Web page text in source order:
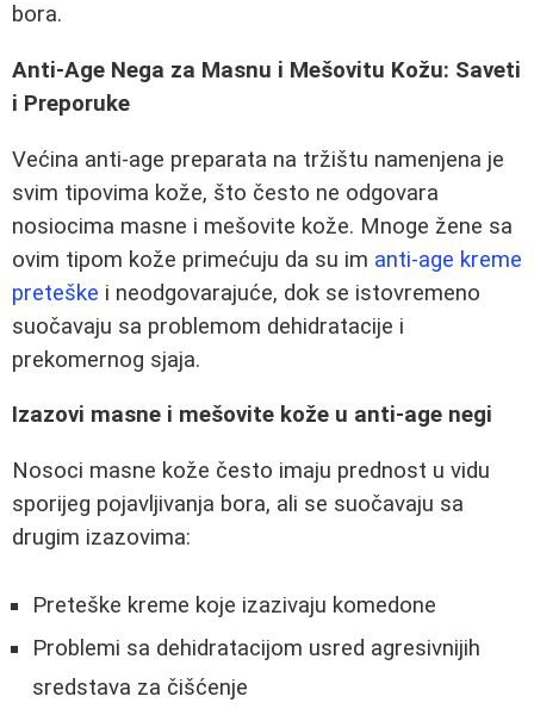
bora.
Anti-Age Nega za Masnu i Mešovitu Kožu: Saveti
i Preporuke
Većina anti-age preparata na tržištu namenjena je
svim tipovima kože, što često ne odgovara
nosiocima masne i mešovite kože. Mnoge žene sa
ovim tipom kože primećuju da su im anti-age kreme
preteške i neodgovarajuće, dok se istovremeno
suočavaju sa problemom dehidratacije i
prekomernog sjaja.
Izazovi masne i mešovite kože u anti-age negi
Nosoci masne kože često imaju prednost u vidu
sporijeg pojavljivanja bora, ali se suočavaju sa
drugim izazovima:
Preteške kreme koje izazivaju komedone
Problemi sa dehidratacijom usred agresivnijih
sredstava za čišćenje